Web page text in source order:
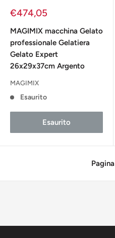
Prezzo
€474,05
MAGIMIX macchina Gelato
professionale Gelatiera
Gelato Expert
26x29x37cm Argento
MAGIMIX
Esaurito
Esaurito